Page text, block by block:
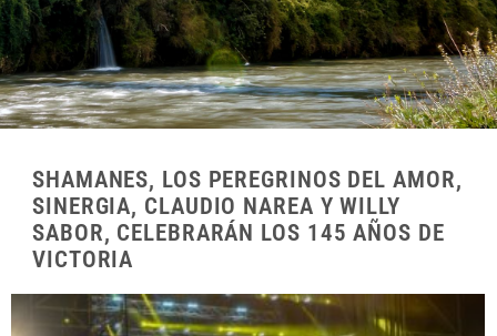
SHAMANES, LOS PEREGRINOS DEL AMOR,
SINERGIA, CLAUDIO NAREA Y WILLY
SABOR, CELEBRARÁN LOS 145 AÑOS DE
VICTORIA